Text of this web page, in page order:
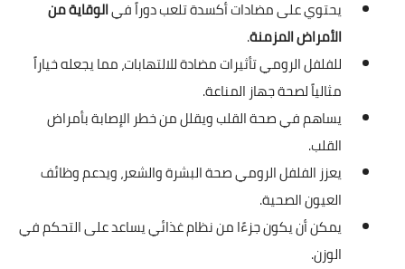
يحتوي على مضادات أكسدة تلعب دوراً فيالوقاية من
الأمراض المزمنة.
للفلفل الرومي تأثيرات مضادة للالتهابات، مما يجعله خياراً
مثالياً لصحة جهاز المناعة.
يساهم في صحة القلب ويقلل من خطر الإصابة بأمراض
القلب.
يعزز الفلفل الرومي صحة البشرة والشعر، ويدعم وظائف
العيون الصحية.
يمكن أن يكون جزءًا من نظام غذائي يساعد على التحكم في
الوزن.